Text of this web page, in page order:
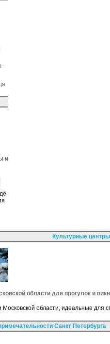
-
и
Культурные
области для прогулок и
области, идеальные для
Санкт Петербурга